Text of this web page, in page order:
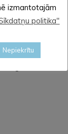
plāna 2026. –
gada
“Par
izmantotajām
politika"
Nepiekrītu